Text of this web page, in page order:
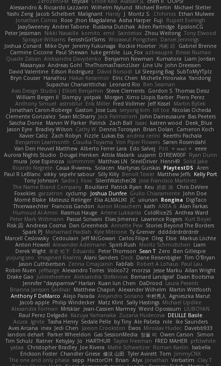
Alessandro & Riccardo Lazzarin Wilhelm Nylund Michael Bertin Michael Stetler
Yashi Zeng Jacob Schelbert Malignant Hardy J Moritz S. Chihirios Ethan Mulwee
Jonathan Correa
Rose Jhon Magdalena Aisha Harper Fuji
Rupert Eveleigh
JaaySweeney Andrei Tabone Ruslana Dutchak Allen Partridge EpsilonCG
Peter Jessiman
Nikki Navaille komito emil Saintetixx Zhou Weitong Tony Elwood
Sprague Williams FeroshGirlSims Worawut Pongchen Daniel Jennings
Joshua Conard
Mike Dyer Jeremy Fukunaga Rockie Hoerter 鸿彬 邱 Gabriel Brenne
Carmine Ciccone Paul Shewan luke gentile Lux_Fox azbeaupre Binsei Numao
Quade Zaban Aleksandra Davydenko Benjamin Newman Kumatora Liam Jordan
Masanyao Andreas Gohl TheThomasTrainzUser Line Ulv John Dreessen
David Valentine Edson Rodriguez Dávid Borsodi Lil Sleeping Bag SubToMyYTplz
Bryn Couser HanaYou Hakar Kerarmor Elric Chen Michelle Hironaka Yandong
Supachai Chanarittichai
Leonard Rio Ben Seaman
Axis Design Studio | Elliott Benjamin Steve Clements Gordon S Thomas Deisz
William Bergen II Slompy yotpak Morgan Ximo Llopis Barber Piero Perez
Anthony Simuel astroblur Erik Miller Fred Vollmer Jeff Kissel
Martin Býšek
Jonathan Caron-Roberge Gaston Jose Luis seryong kim till toe Nicolas Ocheda
Clemente Gonzalez Sean McSharry Jack Palmstrom John Daineusaure Bas Peeters
Sascha Donie Marvin W Parker Patrick Zach Ball Isaac katren wood
Deek_Blue
Jason Eyre Bradley Wilson Cathy W Dennis Torosyan Brian Dolan
Cameron Koch
Xavier Caliz
Zach Robyn Fizzle Lukas Ess andrea cerini
Keerthi Pachala
Benjamin Learmonth Claudia Toyama Von Piper Flowers Søren Rosendahl
Van Den Heuvel Matthew Alberto Ferrer Lara Edo Salvej Pzit ✧ 𝔪𝔞𝔯𝔦 ✧ eeee
Aurora Nights Studio
Dougal Henken Attila Malarik uujann D1REW00F Ryan Dunn
mura Jose Espinoza iiiimmmm Matthias LN SteelDriver Henri49 Solid Jake
Ricardo Negrete Саша Ячмень Solacen Martynas Gurskas PlaytestDS Aren
Paul R LeBlanc vikky sepehr sabour Silly Killy Benoît Texier Matthew Jeffs Kelly Port
Tony Johnson Sadie J. Foxx SilentWatcher28 Jose Francisco Martinez
The Name Brand Company Bouillard Patrick Ryan Keu 皓欽 涂 Chris DeVere
Foxokles garzatron cyclump Joshua Dunfee Giulio Chiaramonte John Doe
Mornè Blake Mateusz Relinger Elia ALMALIKI JC uiiunan Rongina DigiTaco
Thierwaechter Francois Gandon Aaron Mceachern kath AREA 6 Alan Farkas
Humoud Al-Amiri Rasmus Hauge Arlene Lukkarila ColdRice25 Anthea Ward
Peter Mark Wittmann Pascal Scrivani Elias Jimenez Lawrence Rogers Kurt Boyer
Risk 📀 Andreea Cosma Dan Greenheck Annette Pew Stories Beyond The Borders
Spark PJ Mohamad Hadlah Kyle Mitrione Ty Grenier dddddrdrdrdrdr
Marcell Ceslowsky Cedoulain Jeff McGowan Carlos Filipe Oleg Elsie Markus Löchte
Anton Howell Alexander Adelmann Spirit-Rush Moritz Schmidtchen Liam
Derek Wight 幸史 松下 Eduardo Peter Thomson Sean T Zero Ben Gillespie
yuijung seo
Imagined Realms Alani Sanders Deck Dane Reisenbigler Tim O'Bryan
Jason Cuthbertson Zerina Cmajcanin FabFab Robert A Lohaus Paul Lau
Robin Nuen jeffsarge Alexandro Torres Volico72 morzsa Jesse Marku Allan Wright
Drake Gao Julileeheehee Aleksandra Stefanova Bernard Landgraf Daan Bootsma
Jennifer "daysparrow" Harlan Kuan lun Chen DaDrood Laura Pesenti
Brianna Janssen Saldivar Matthew Chapin Alexander Wilhelm Martin Wittfooth
Anthony F DeMarco Alejo Parada Alejandro Soriano 中村秀人
Agnieszka Marut
Jacob apple Philip Windecker Matz Klint Sally Hastings Michael Updike
Alexandra Forman MrIsklar Jean-Cassien Marmey Weird Oposssum LIUBOYAN
Raul Perez Delgado Kazuya Yamanaka Zuzana Hudecova DELILLE Basile
Acura .Ignite Tasha Henry Sedale Pelle by Tiny Ale Pašeta nile Ike Saunders
Aves Arcana inex Jedi Chen Jaxson Crookston Ewos Miroslav Hudec Davebb933
landon dehart Parker Wheeldon Gas SessionMedia 정율 이 Owen Carson
Simon
Tim Schulz Ratner KelsyJay Jo HARTHUR Taylor Freeman FRED MAHER prfctwhite
yataa
Christopher Bradley Joe Rivera Malte Schweitzer Roman Kaelin
Isabella
Erickson Foster Chandler Griese 修汰 山田 Tyler Avirett Tom JimmyCNX
The one and only phase sepp HectorOH Brian Alyx Jonathan Verbatim Clay T